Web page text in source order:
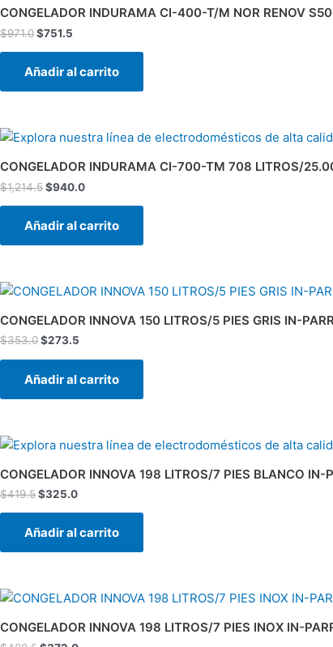
CONGELADOR INDURAMA CI-400-T/M NOR RENOV
$971.0
original
era:
$971.0.
$751.5
actual
es:
Añadir al carrito
CONGELADOR INDURAMA CI-700-TM 708 LITROS/
$1,214.5
El
original
era:
$1,214.5.
$940.0
El
actual
es:
$940.0.
Añadir al carrito
CONGELADOR INNOVA 150 LITROS/5 PIES GRIS IN-
$353.0
El
original
era:
$353.0.
$273.5
El
actual
es:
Añadir al carrito
CONGELADOR INNOVA 198 LITROS/7 PIES BLANCO
$419.5
El
precio
original
era:
$419.5.
$325.0
El
precio
actual
es:
$325.0.
Añadir al carrito
CONGELADOR INNOVA 198 LITROS/7 PIES INOX IN-
El
original
era:
El
actual
es: